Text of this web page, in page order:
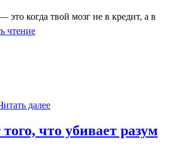
когда твой мозг не в кредит, а в
чтение
далее
что убивает разум